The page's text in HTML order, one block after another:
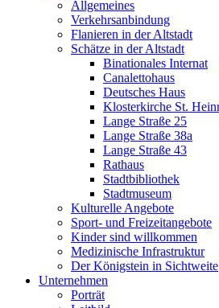
Allgemeines
Verkehrsanbindung
Flanieren in der Altstadt
Schätze in der Altstadt
Binationales Internat
Canalettohaus
Deutsches Haus
Klosterkirche St.
Lange Straße 25
Lange Straße 38a
Lange Straße 43
Rathaus
Stadtbibliothek
Stadtmuseum
Kulturelle Angebote
Sport- und Freizeitangebote
Kinder sind willkommen
Medizinische Infrastruktur
Der Königstein in Sichtweite
Unternehmen
Porträt